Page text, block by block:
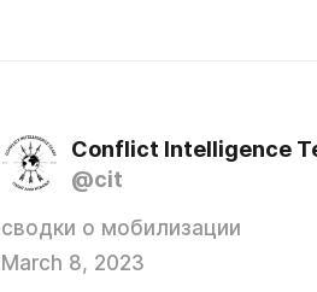
Conflict Intelligence
@cit
сводки о мобилизации
March 8, 2023